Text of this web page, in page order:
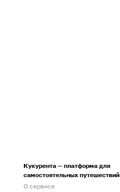
Кукурента — платформа для
самостоятельных путешествий
О сервисе